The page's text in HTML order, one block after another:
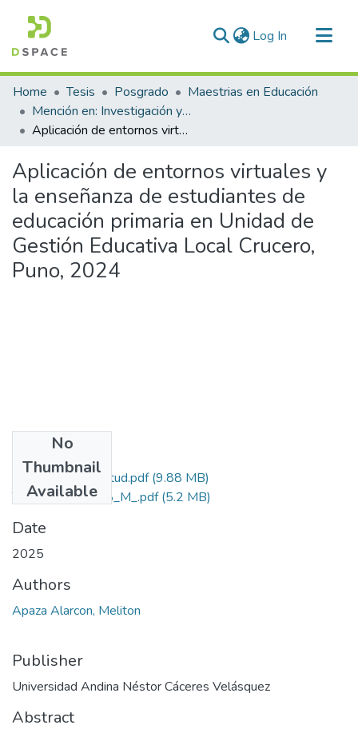
Log In (current)
Communities & Collections
All of DSpace
Statistics
Home Tesis Posgrado
Maestrias en Educación
Mención en: Investigación y Docencia en Educación Superior
Aplicación de entornos virtuales y la enseñanza de estudiantes de educación primaria en Unidad de Gestión Educativa Local Crucero, Puno, 2024
Aplicación de entornos virtuales y
la enseñanza de estudiantes de
educación primaria en Unidad de
Gestión Educativa Local Crucero,
Puno, 2024
No
Thumbnail
Available
Grado de Similitud.pdf(9.88 MB)
T036_41083608_M_.pdf(5.2 MB)
Date
2025
Authors
Apaza Alarcon, Meliton
Publisher
Universidad Andina Néstor Cáceres Velásquez
Abstract